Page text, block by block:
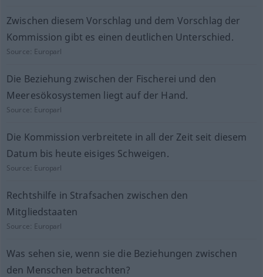
Zwischen diesem Vorschlag und dem Vorschlag der
Kommission gibt es einen deutlichen Unterschied.
Source: Europarl
Die Beziehung zwischen der Fischerei und den
Meeresökosystemen liegt auf der Hand.
Source: Europarl
Die Kommission verbreitete in all der Zeit seit diesem
Datum bis heute eisiges Schweigen.
Source: Europarl
Rechtshilfe in Strafsachen zwischen den
Mitgliedstaaten
Source: Europarl
Was sehen sie, wenn sie die Beziehungen zwischen
den Menschen betrachten?